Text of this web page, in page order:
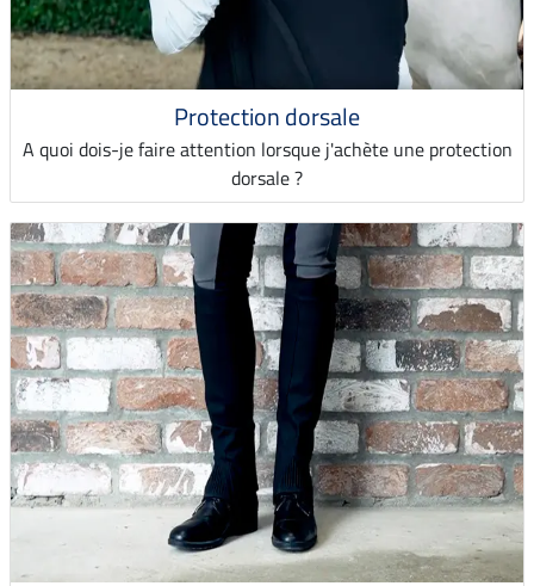
Protection dorsale
A quoi dois-je faire attention lorsque j'achète une protection
dorsale ?